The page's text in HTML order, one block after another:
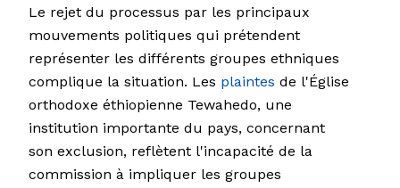
Le rejet du processus par les principaux
mouvements politiques qui prétendent
représenter les différents groupes ethniques
complique la situation. Les plaintes de l'Église
orthodoxe éthiopienne Tewahedo, une
institution importante du pays, concernant
son exclusion, reflètent l'incapacité de la
commission à impliquer les groupes